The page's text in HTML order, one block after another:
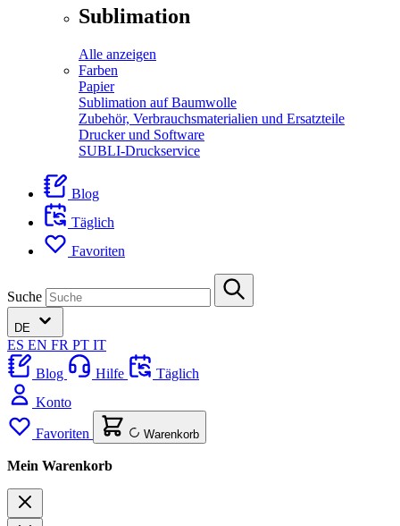
Sublimation
Alle anzeigen
Farben
Papier
Sublimation auf Baumwolle
Zubehör, Verbrauchsmaterialien und Ersatzteile
Drucker und Software
SUBLI-Druckservice
Blog
Täglich
Favoriten
Suche
DE
ES EN FR PT IT
Blog
Hilfe
Täglich
Konto
Favoriten Warenkorb
Mein Warenkorb